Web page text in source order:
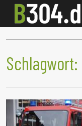
Schlagwort: